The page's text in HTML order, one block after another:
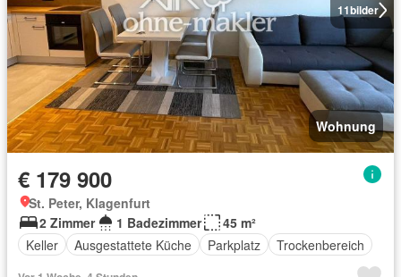
11bilder
Wohnung
€ 179 900
St. Peter, Klagenfurt
2 Zimmer
1 Badezimmer
45 m²
Keller
Ausgestattete Küche Parkplatz Trockenbereich